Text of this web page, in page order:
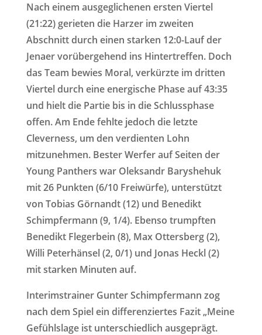
Nach einem ausgeglichenen ersten Viertel
(21:22) gerieten die Harzer im zweiten
Abschnitt durch einen starken 12:0-Lauf der
Jenaer vorübergehend ins Hintertreffen. Doch
das Team bewies Moral, verkürzte im dritten
Viertel durch eine energische Phase auf 43:35
und hielt die Partie bis in die Schlussphase
offen. Am Ende fehlte jedoch die letzte
Cleverness, um den verdienten Lohn
mitzunehmen. Bester Werfer auf Seiten der
Young Panthers war Oleksandr Baryshehuk
mit 26 Punkten (6/10 Freiwürfe), unterstützt
von Tobias Görnandt (12) und Benedikt
Schimpfermann (9, 1/4). Ebenso trumpften
Benedikt Flegerbein (8), Max Ottersberg (2),
Willi Peterhänsel (2, 0/1) und Jonas Heckl (2)
mit starken Minuten auf.
Interimstrainer Gunter Schimpfermann zog
nach dem Spiel ein differenziertes Fazit „Meine
Gefühlslage ist unterschiedlich ausgeprägt.